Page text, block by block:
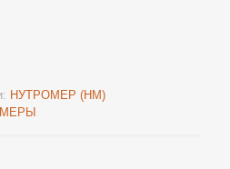
НУТРОМЕР (НМ)